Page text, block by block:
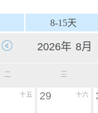
8-15天
二 三
十五 十六
29